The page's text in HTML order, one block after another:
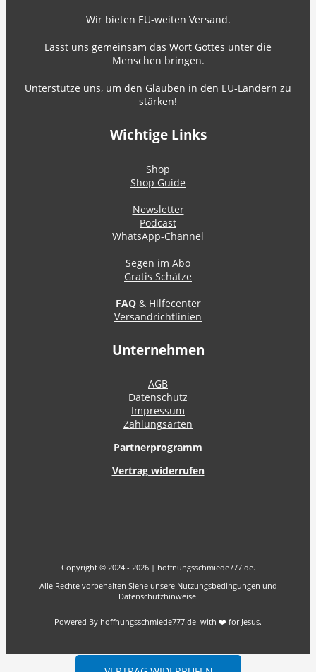
Wir bieten EU-weiten Versand.
Lasst uns gemeinsam das Wort Gottes unter die
Menschen bringen.
Unterstütze uns, um den Glauben in den EU-Ländern zu
stärken!
Wichtige Links
Shop
Shop Guide
Newsletter
Podcast
WhatsApp-Channel
Segen im Abo
Gratis Schätze
FAQ& Hilfecenter
Versandrichtlinien
Unternehmen
AGB
Datenschutz
Impressum
Zahlungsarten
Partnerprogramm
Vertrag widerrufen
Copyright © 2024 - 2026 | hoffnungsschmiede777.de.
Alle Rechte vorbehalten Siehe unsere Nutzungsbedingungen und
Datenschutzhinweise.
Powered By hoffnungsschmiede777.de with ❤️ for Jesus.